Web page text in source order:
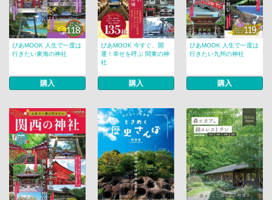
ぴあMOOK 人生で一度は
行きたい東海の神社
購入
ぴあMOOK 今すぐ、開
運！幸せを呼ぶ 関東の神
社
購入
ぴあMOOK 人生で一度は
行きたい九州の神社
購入